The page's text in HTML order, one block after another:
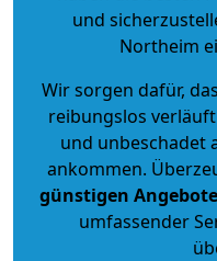
und
Northeim
Wir sorgen dafür,
reibungslos
und unbeschadet
ankommen.
günstigen
umfassender